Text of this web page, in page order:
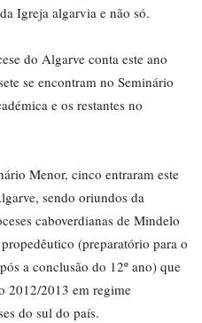
Igreja algarvia e não só.
do Algarve conta este ano
se encontram no Seminário
e os restantes no
Menor, cinco entraram este
sendo oriundos da
caboverdianas de Mindelo
(preparatório para o
a conclusão do 12º ano) que
2012/2013 em regime
do sul do país.